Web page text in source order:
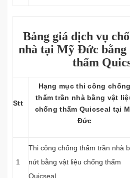
Bảng giá dịch vụ
nhà tại Mỹ Đức bằng
thấm
Stt
Hạng mục thi công chống
thấm trần nhà bằng vật
chống thấm Quicseal tại
Đức
1
Thi công chống thấm trần nhà
nứt bằng vật liệu chống thấm
Quicseal